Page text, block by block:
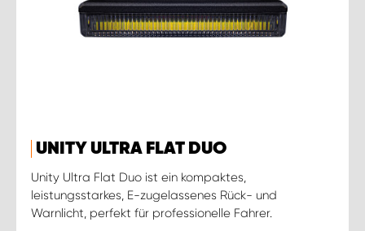
UNITY ULTRA FLAT DUO
Unity Ultra Flat Duo ist ein kompaktes,
leistungsstarkes, E-zugelassenes Rück- und
Warnlicht, perfekt für professionelle Fahrer.